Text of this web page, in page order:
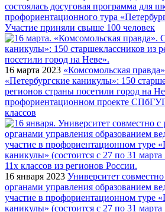
состоялась досуговая программа для
профориентационного тура
Участие приняли свыше 100 человек
16 марта 2023 «Комсомольская
«Петербургские каникулы»: 150
регионов страны посетили город на
профориентационном проекте
классов
16 января 2023 Университет
органами управления образованием
участие в профориентационном туре
каникулы» (состоится с 27 по 31